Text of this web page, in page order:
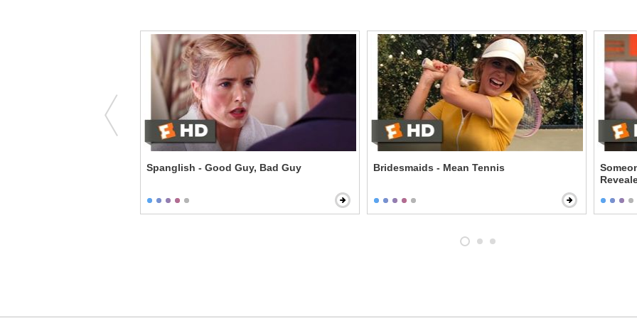
Spanglish - Good Guy, Bad Guy Bridesmaids - Mean Tennis